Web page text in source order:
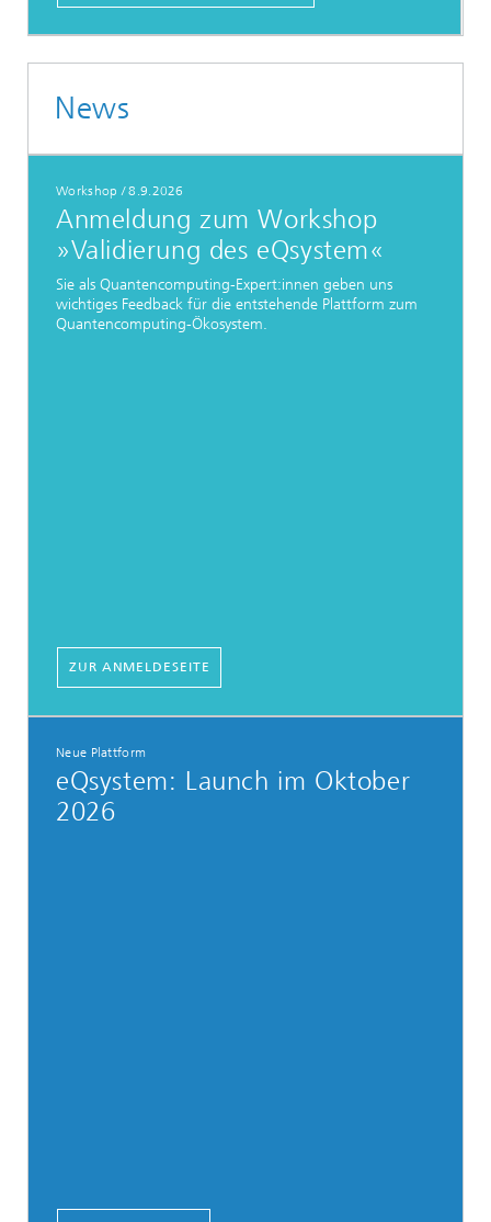
News
Workshop /8.9.2026
Anmeldung zum Workshop
»Validierung des eQsystem«
Sie als Quantencomputing-Expert:innen geben uns
wichtiges Feedback für die entstehende Plattform zum
Quantencomputing-Ökosystem.
ZUR ANMELDESEITE
Neue Plattform
eQsystem: Launch im Oktober
2026